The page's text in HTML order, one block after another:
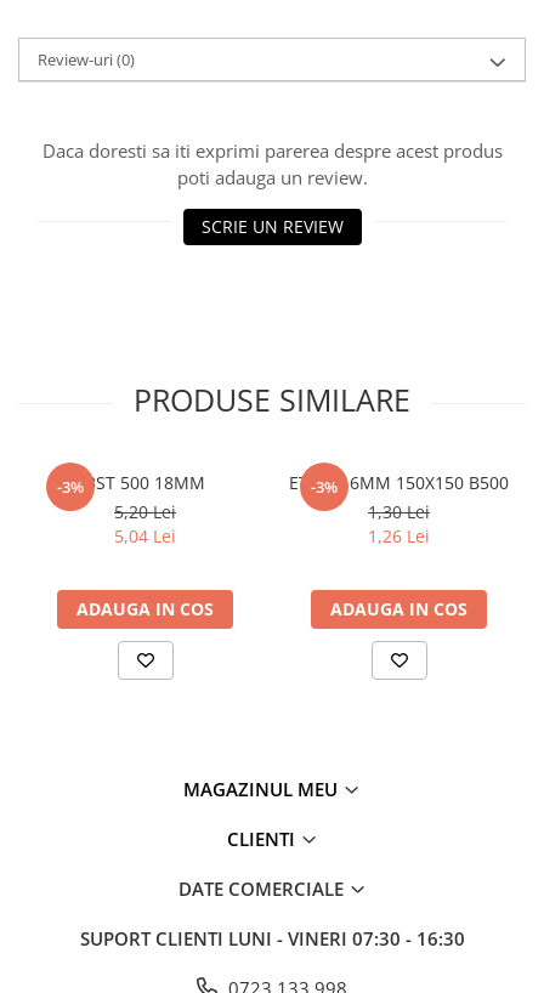
Oțel beton fasonat
Panouri termoizolante
Panouri și plase de gard
Plasă împletită
Plasă din fibră de sticlă
Plasă sudată
Policarbonat
Tablă
Tablă aluminiu
Tablă aluminiu lisa
Tablă groasă laminată la cald (LTG)
Tablă laminată la rece (LBR)
Tablă striată
Review-uri(0)
Daca doresti sa iti exprimi parerea despre acest produs
poti adauga un review.
SCRIE UN REVIEW
PRODUSE SIMILARE
-3% BST 500 18MM
5,20 Lei
5,04 Lei
ADAUGA IN COS
-3%
ETRIER 6MM 150X150 B500
1,30 Lei
1,26 Lei
ADAUGA IN COS
MAGAZINUL MEU
CLIENTI
DATE COMERCIALE
SUPORT CLIENTI LUNI - VINERI 07:30 - 16:30
0723 133 998